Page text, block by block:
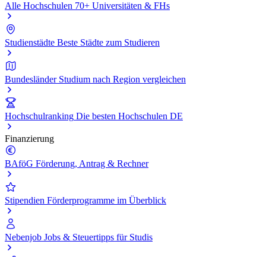
Alle Hochschulen 70+ Universitäten & FHs
Studienstädte Beste Städte zum Studieren
Bundesländer Studium nach Region vergleichen
Hochschulranking Die besten Hochschulen DE
Finanzierung
BAföG Förderung, Antrag & Rechner
Stipendien Förderprogramme im Überblick
Nebenjob Jobs & Steuertipps für Studis